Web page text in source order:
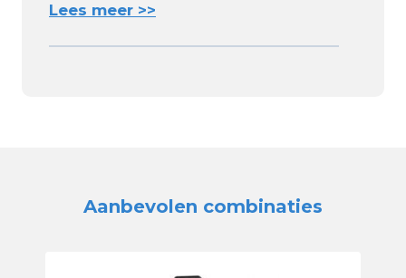
Lees meer >>
Aanbevolen combinaties